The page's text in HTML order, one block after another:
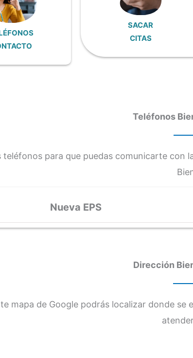
SACAR
CITAS
Teléfonos
teléfonos para que puedas comunicarte con
Nueva EPS
Dirección
mapa de Google podrás localizar donde se